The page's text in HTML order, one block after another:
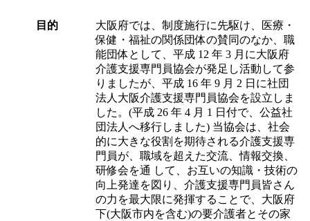
目的
大阪府では、制度施行に先駆け、医療・
保健・福祉の関係団体の賛同のなか、職
能団体として、平成 12 年 3 月に大阪府
介護支援専門員協会が発足し活動して参
りましたが、平成 16 年 9 月 2 日に社団
法人大阪介護支援専門員協会を設立しま
した。(平成 26 年 4 月 1 日付で、公益社
団法人へ移行しました) 当協会は、社会
的に大きな役割を期待される介護支援専
門員が、職域を超えた交流、情報交換、
研修会を通 して、お互いの知識・技術の
向上発達を図り、介護支援専門員皆さん
の力を最大限に発揮することで、大阪府
下(大阪市内を含む)の要介護者とその家